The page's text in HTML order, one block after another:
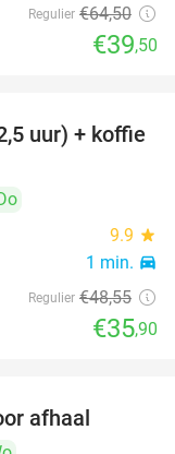
Regulier €64,50
€39,50
26%
uur) + koffie
9.9 star
1 min. directions_car
Regulier €48,55
€35,90
afhaal